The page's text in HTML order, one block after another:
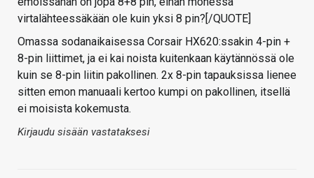
virtalähteessäkään ole kuin yksi 8 pin?[/QUOTE]
Omassa sodanaikaisessa Corsair HX620:ssakin 4-pin +
8-pin liittimet, ja ei kai noista kuitenkaan käytännössä ole
kuin se 8-pin liitin pakollinen. 2x 8-pin tapauksissa lienee
sitten emon manuaali kertoo kumpi on pakollinen, itsellä
ei moisista kokemusta.
Kirjaudu sisään vastataksesi